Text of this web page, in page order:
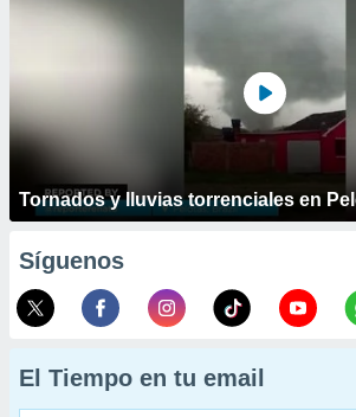
Tornados y lluvias torrenciales en
Síguenos
El Tiempo en tu email